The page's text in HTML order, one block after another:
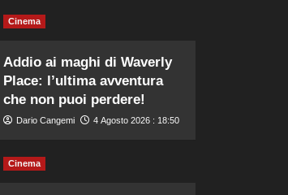
Cinema
Addio ai maghi di Waverly
Place: l’ultima avventura
che non puoi perdere!
Dario Cangemi 4 Agosto 2026 : 18:50
Cinema